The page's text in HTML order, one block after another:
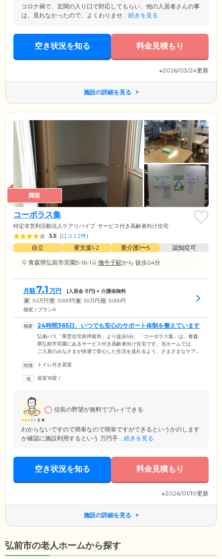
コロナ禍で、玄関の入り口で対応してもらい、他の入居者さんの事
は、見れなかったので、よくわりませ... 続きを見る
空き状況を知る 料金見積もり
※2026/03/24更新
施設の詳細を見る
満室
コーポラス集
特定非営利活動法人ケアリバイブ サービス付き高齢者向け住宅
3.5 (口コミ2件)
自立 要支援1•2 要介護1〜5
認知症可
青森県弘前市宮園5-16-1
撫牛子駅から 徒歩24分
月額 7.1 万円 (入居金 0円) + 介護保険料
家 3.0万円 管 3,000円 食 3.5万円 他 3,000円
個室 / プランA
24時間365日、いつでも安心のサポート体制を整えています
弘南バス「県営住宅前停留所」より徒歩5分。「コーポラス集」は、青森
県弘前市宮園にあるサービス付き高齢者向け住宅です。当ホームでは、
ご入居のみなさまが快適で安心した生活を送れるよう、さまざまなケア
365日常駐しており、日中に発生するさまざまなニーズや緊急時の対応を
間に発生した緊急事態には委託会社のスタッフが迅速に駆け付け、必要
トイレ付き居室
居室18室 /
2.8
信長の野望が無料でプレイできる
わからないですので簡単なので簡単ですができるというかのします
か確認に施設利用するという 万円手... 続きを見る
空き状況を知る 料金見積もり
※2026/01/10更新
施設の詳細を見る
弘前市の老人ホームから探す